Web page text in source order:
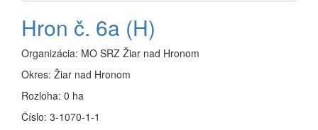
Hron č. 6a (H)
Organizácia: MO SRZ Žiar nad Hronom
Okres: Žiar nad Hronom
Rozloha: 0 ha
Číslo: 3-1070-1-1